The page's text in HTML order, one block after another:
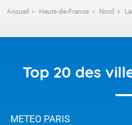
Accueil Hauts-de-France Nord
Top 20 des
METEO PARIS